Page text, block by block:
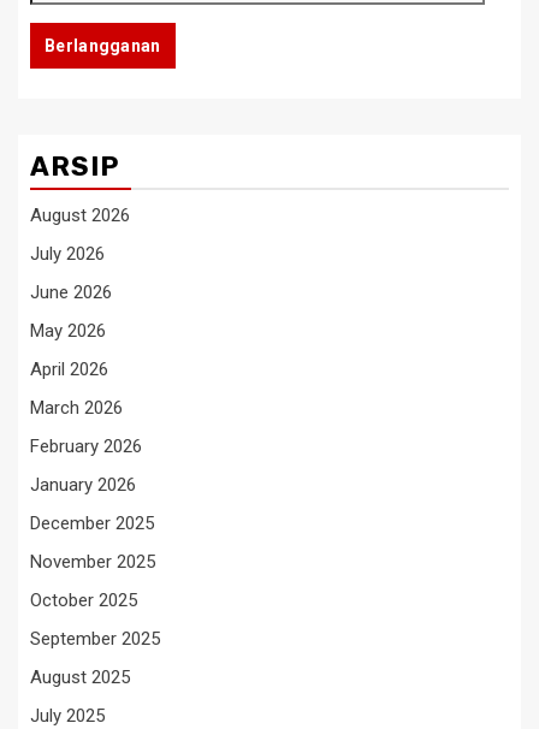
Email
Berlangganan
ARSIP
August 2026
July 2026
June 2026
May 2026
April 2026
March 2026
February 2026
January 2026
December 2025
November 2025
October 2025
September 2025
August 2025
July 2025